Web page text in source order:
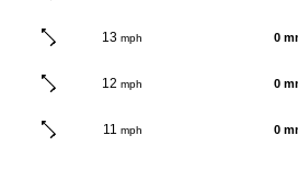
13 mph 0
12 mph 0
11 mph 0